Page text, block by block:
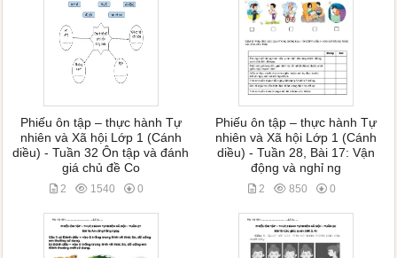
Phiếu ôn tập – thực hành Tự
nhiên và Xã hội Lớp 1 (Cánh
diều) - Tuần 32 Ôn tập và đánh
giá chủ đề Co
2 1540 0
Phiếu ôn tập – thực hành Tự
nhiên và Xã hội Lớp 1 (Cánh
diều) - Tuần 28, Bài 17: Vận
động và nghỉ ng
2 850 0